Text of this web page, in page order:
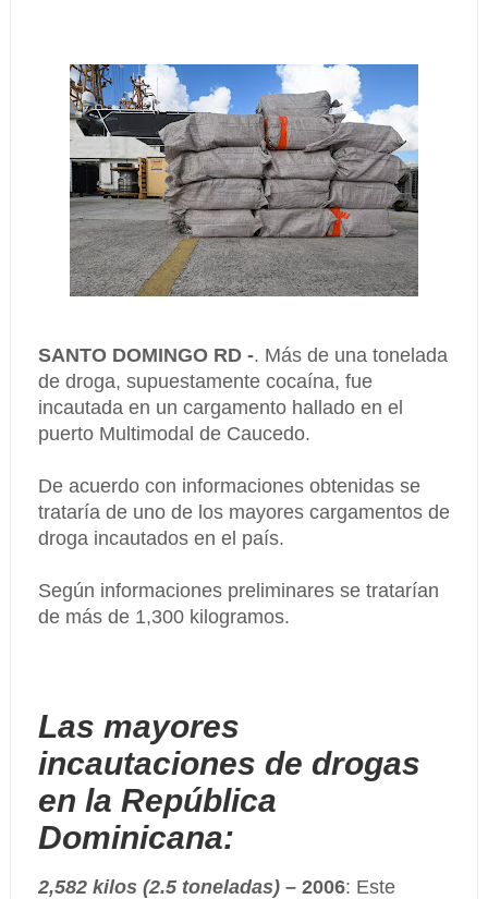
SANTO DOMINGO RD -. Más de una tonelada
de droga, supuestamente cocaína, fue
incautada en un cargamento hallado en el
puerto Multimodal de Caucedo.
De acuerdo con informaciones obtenidas se
trataría de uno de los mayores cargamentos de
droga incautados en el país.
Según informaciones preliminares se tratarían
de más de 1,300 kilogramos.
Las mayores
incautaciones de drogas
en la República
Dominicana:
2,582 kilos (2.5 toneladas) – 2006: Este